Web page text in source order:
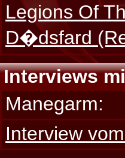
Legions Of
D�dsfard
Interviews
Manegarm:
Interview